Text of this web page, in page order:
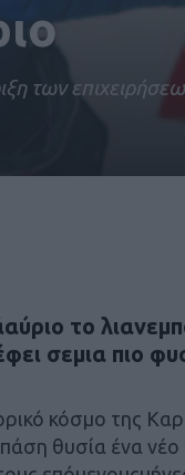
των
το
σεμια πιο
κόσμο της
θυσία ένα